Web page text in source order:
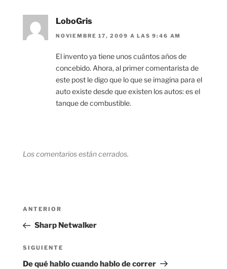
LoboGris
NOVIEMBRE 17, 2009 A LAS 9:46 AM
El invento ya tiene unos cuántos años de
concebido. Ahora, al primer comentarista de
este post le digo que lo que se imagina para el
auto existe desde que existen los autos: es el
tanque de combustible.
Los comentarios están cerrados.
Navegación
entradas
Entrada
anterior:
ANTERIOR
Sharp Netwalker
Siguiente
entrada
SIGUIENTE
De qué hablo cuando hablo de correr